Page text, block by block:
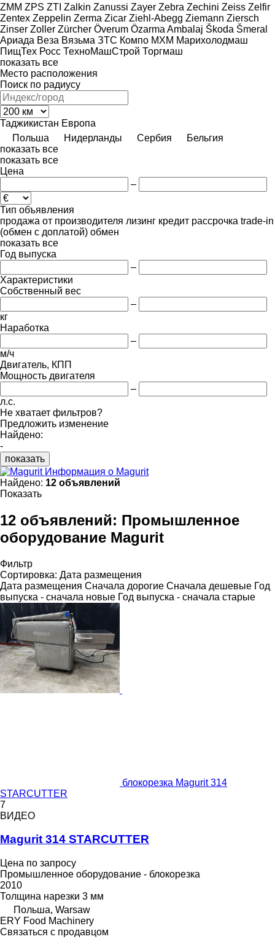
ZMM ZPS ZTI Zalkin Zanussi Zayer Zebra Zechini Zeiss Zelfir
Zentex Zeppelin Zerma Zicar Ziehl-Abegg Ziemann Ziersch
Zinser Zoller Zürcher Överum Özarma Ambalaj Škoda Šmeral
Ариада Веза Вязьма ЗТС Компо МХМ Марихолодмаш
ПищТех Росс ТехноМашСтрой Торгмаш
показать все
Место расположения
Поиск по радиусу
Таджикистан Европа
Польша
Нидерланды Сербия
Бельгия
показать все
показать все
Цена
–
Тип объявления
продажа от производителя лизинг кредит рассрочка trade-in
(обмен с доплатой) обмен
показать все
Год выпуска
–
Характеристики
Собственный вес
–
кг
Наработка
–
м/ч
Двигатель, КПП
Мощность двигателя
–
л.с.
Не хватает фильтров?
Предложить изменение
Найдено:
-
показать
Информация о Magurit
Найдено: 12 объявлений
Показать
12 объявлений: Промышленное
оборудование Magurit
Фильтр
Сортировка: Дата размещения
Дата размещения Сначала дорогие Сначала дешевые Год
выпуска - сначала новые Год выпуска - сначала старые
блокорезка Magurit 314
STARCUTTER
7
ВИДЕО
Magurit 314 STARCUTTER
Цена по запросу
Промышленное оборудование - блокорезка
2010
Толщина нарезки 3 мм
Польша, Warsaw
ERY Food Machinery
Связаться с продавцом